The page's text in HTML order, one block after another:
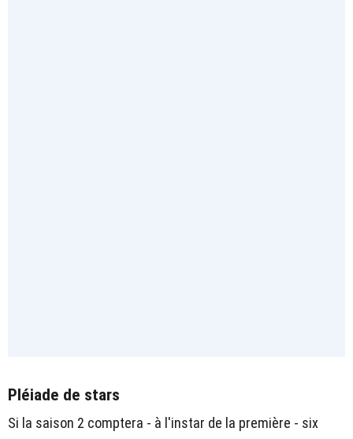
Pléiade de stars
Si la saison 2 comptera - à l'instar de la première - six